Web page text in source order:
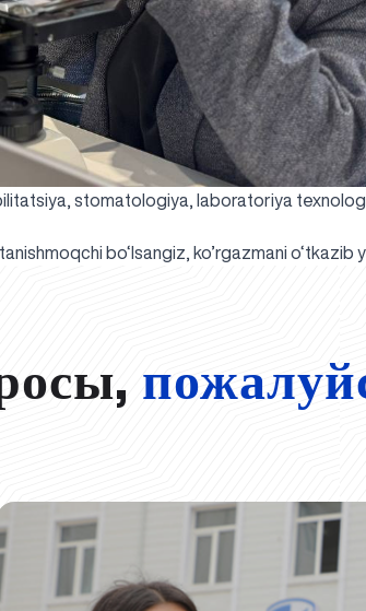
stomatologiya, laboratoriya
bo‘lsangiz, ko’rgazmani o‘tkazib